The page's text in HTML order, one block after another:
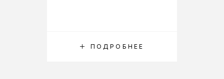
ПОДРОБНЕЕ